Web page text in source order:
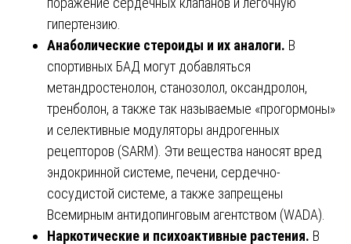
гипертензию.
Анаболические стероиды и их аналоги. В
спортивных БАД могут добавляться
метандростенолон, станозолол, оксандролон,
тренболон, а также так называемые «прогормоны»
и селективные модуляторы андрогенных
рецепторов (SARM). Эти вещества наносят вред
эндокринной системе, печени, сердечно-
сосудистой системе, а также запрещены
Всемирным антидопинговым агентством (WADA).
Наркотические и психоактивные растения. В